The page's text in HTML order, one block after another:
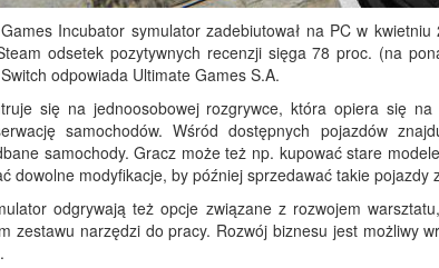
Incubator symulator zadebiutował na PC w
odsetek pozytywnych recenzji sięga 78 proc. (na
odpowiada Ultimate Games S.A.
się na jednoosobowej rozgrywce, która opiera się na
samochodów. Wśród dostępnych pojazdów
samochody. Gracz może też np. kupować stare
dowolne modyfikacje, by później sprzedawać takie pojazdy
odgrywają też opcje związane z rozwojem
zestawu narzędzi do pracy. Rozwój biznesu jest możliwy